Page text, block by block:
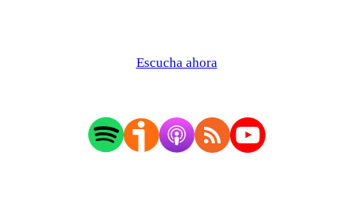
Escucha ahora